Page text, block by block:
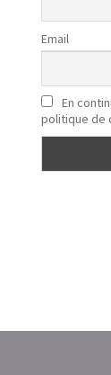
Email
En
politique de